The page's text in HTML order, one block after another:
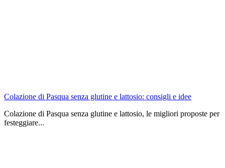
Colazione di Pasqua senza glutine e lattosio: consigli e idee
Colazione di Pasqua senza glutine e lattosio, le migliori proposte per
festeggiare...